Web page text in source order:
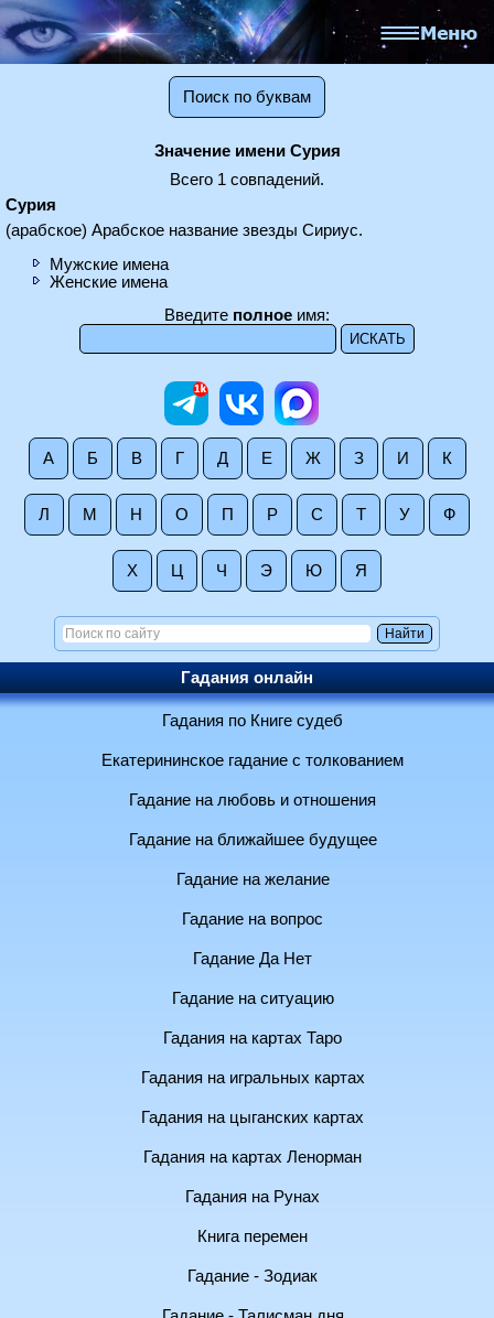
Поиск по буквам
Значение имени Сурия
Всего 1 совпадений.
Сурия
(арабское) Арабское название звезды Сириус.
Мужские имена
Женские имена
Введите полное имя:
А Б В Г Д Е Ж З И К
Л М Н О П Р С Т У Ф
Х Ц Ч Э Ю Я
Гадания онлайн
Гадания по Книге судеб
Екатерининское гадание с толкованием
Гадание на любовь и отношения
Гадание на ближайшее будущее
Гадание на желание
Гадание на вопрос
Гадание Да Нет
Гадание на ситуацию
Гадания на картах Таро
Гадания на игральных картах
Гадания на цыганских картах
Гадания на картах Ленорман
Гадания на Рунах
Книга перемен
Гадание - Зодиак